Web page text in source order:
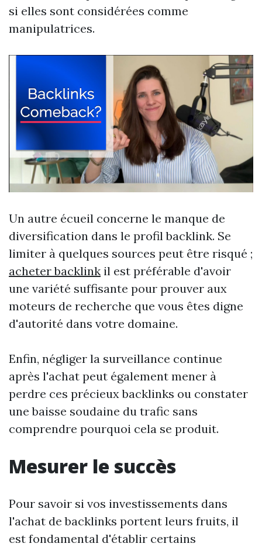
si elles sont considérées comme
manipulatrices.
Un autre écueil concerne le manque de
diversification dans le profil backlink. Se
limiter à quelques sources peut être risqué ;
acheter backlink il est préférable d'avoir
une variété suffisante pour prouver aux
moteurs de recherche que vous êtes digne
d'autorité dans votre domaine.
Enfin, négliger la surveillance continue
après l'achat peut également mener à
perdre ces précieux backlinks ou constater
une baisse soudaine du trafic sans
comprendre pourquoi cela se produit.
Mesurer le succès
Pour savoir si vos investissements dans
l'achat de backlinks portent leurs fruits, il
est fondamental d'établir certains